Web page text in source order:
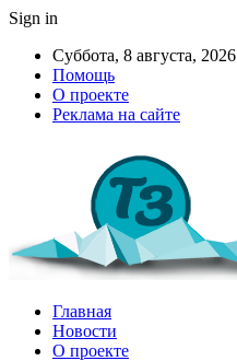
Sign in
Суббота, 8 августа, 2026
Помощь
О проекте
Реклама на сайте
Главная
Новости
О проекте